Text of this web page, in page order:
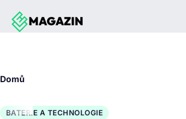
Přejít k hlavnímu obsahu
Domů
BATERIE A TECHNOLOGIE